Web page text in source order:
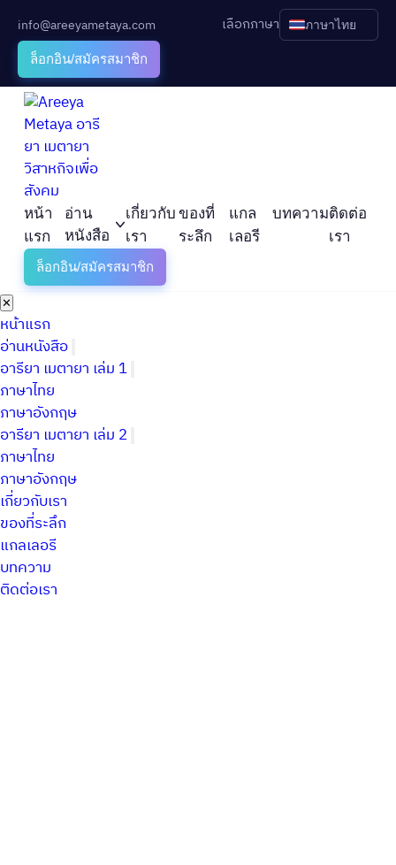
info@areeyametaya.com เลือกภาษา ภาษาไทย
ล็อกอิน/สมัครสมาชิก
หน้า
แรก
อ่าน
หนังสือ
เกี่ยวกับ
เรา
ของที่
ระลึก
แกล
เลอรี
บทความติดต่อ
เรา
ล็อกอิน/สมัครสมาชิก
✕
หน้าแรก
อ่านหนังสือ
อารียา เมตายา เล่ม 1
ภาษาไทย
ภาษาอังกฤษ
อารียา เมตายา เล่ม 2
ภาษาไทย
ภาษาอังกฤษ
เกี่ยวกับเรา
ของที่ระลึก
แกลเลอรี
บทความ
ติดต่อเรา